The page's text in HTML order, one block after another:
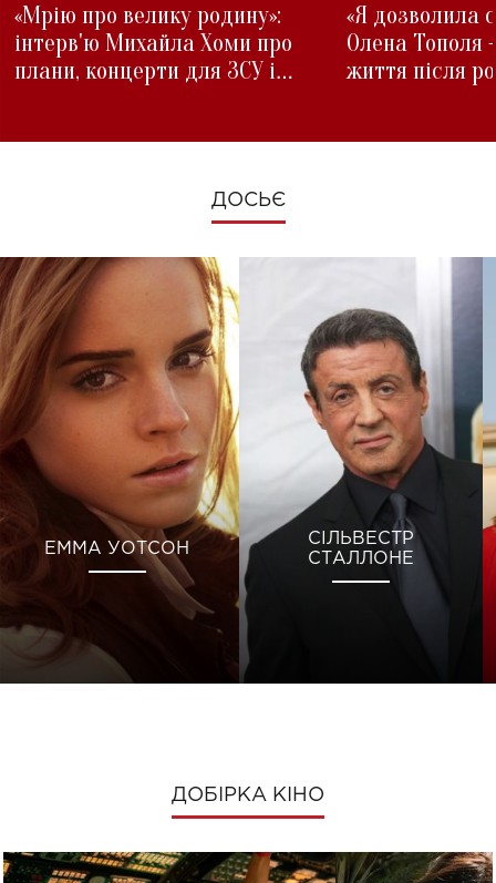
«Мрію про велику родину»:
інтерв'ю Михайла Хоми про
плани, концерти для ЗСУ і
«Я дозволила
Олена Тополя
життя після
ДОСЬЄ
ЕММА УОТСОН
СІЛЬВЕСТР
СТАЛЛОНЕ
ДОБІРКА КІНО